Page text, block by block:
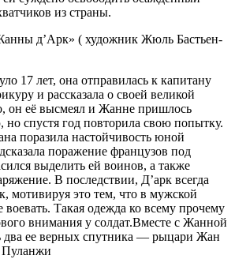
из страны.
д’Арк» ( художник Жюль Бастьен-
17 лет, она отправилась к капитану
и рассказала о своей великой
он её высмеял и Жанне пришлось
но спустя год повторила свою попытку.
поразила настойчивость юной
поражение французов под
выделить ей воинов, а также
В последствии, Д’арк всегда
мотивируя это тем, что в мужской
воевать. Такая одежда ко всему прочему
внимания у солдат.Вместе с Жанной
два ее верных спутника — рыцари Жан
Пуланжи